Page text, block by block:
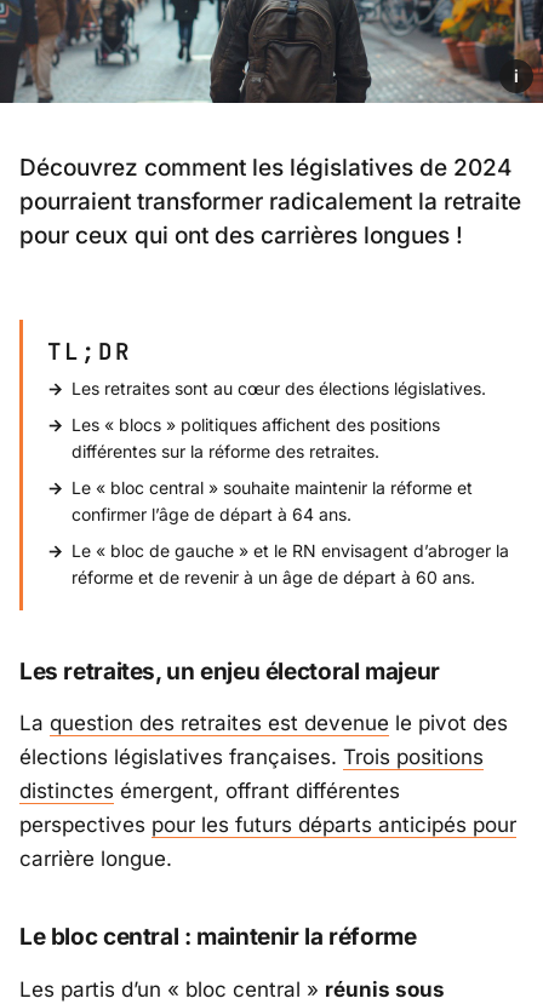
i
Découvrez comment les législatives de 2024
pourraient transformer radicalement la retraite
pour ceux qui ont des carrières longues !
TL;DR
Les retraites sont au cœur des élections législatives.
Les « blocs » politiques affichent des positions
différentes sur la réforme des retraites.
Le « bloc central » souhaite maintenir la réforme et
confirmer l’âge de départ à 64 ans.
Le « bloc de gauche » et le RN envisagent d’abroger la
réforme et de revenir à un âge de départ à 60 ans.
Les retraites, un enjeu électoral majeur
La question des retraites est devenue le pivot des
élections législatives françaises. Trois positions
distinctes émergent, offrant différentes
perspectives pour les futurs départs anticipés pour
carrière longue.
Le bloc central : maintenir la réforme
Les partis d’un « bloc central » réunis sous